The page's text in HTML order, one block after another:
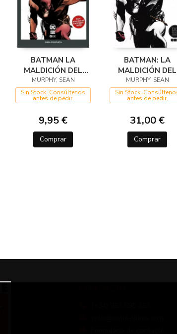
BATMAN LA
MALDICIÓN DEL
CABALLERO
BLANCO
MURPHY, SEAN
Sin Stock. Consúltenos
antes de pedir.
9,95 €
Comprar
BATMAN: LA
MALDICIÓN DEL
CABALLERO
BLANCO (ED B/
MURPHY, SEAN
Sin Stock.
antes de pedir.
31,00 €
Comprar